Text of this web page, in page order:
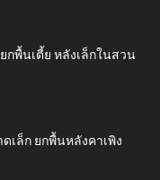
กพื้นเตี้ย หลังเล็กในสวน
เล็ก ยกพื้นหลังคาเพิง